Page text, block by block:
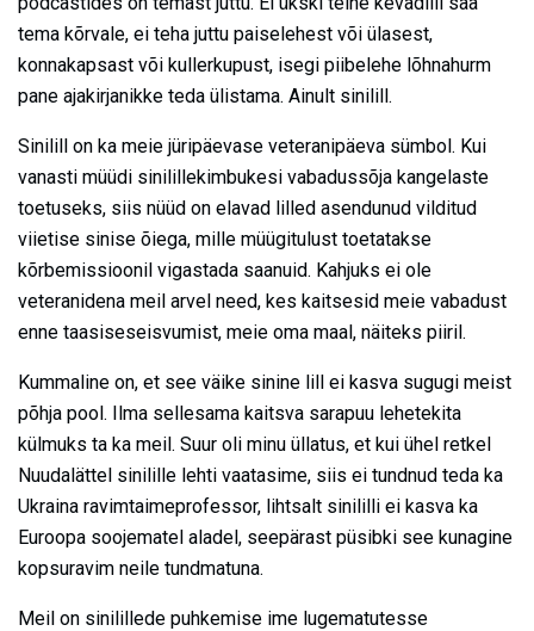
tema kõrvale, ei teha juttu paiselehest või ülasest,
konnakapsast või kullerkupust, isegi piibelehe lõhnahurm
pane ajakirjanikke teda ülistama. Ainult sinilill.
Sinilill on ka meie jüripäevase veteranipäeva sümbol. Kui
vanasti müüdi sinilillekimbukesi vabadussõja kangelaste
toetuseks, siis nüüd on elavad lilled asendunud vilditud
viietise sinise õiega, mille müügitulust toetatakse
kõrbemissioonil vigastada saanuid. Kahjuks ei ole
veteranidena meil arvel need, kes kaitsesid meie vabadust
enne taasiseseisvumist, meie oma maal, näiteks piiril.
Kummaline on, et see väike sinine lill ei kasva sugugi meist
põhja pool. Ilma sellesama kaitsva sarapuu lehetekita
külmuks ta ka meil. Suur oli minu üllatus, et kui ühel retkel
Nuudalättel sinilille lehti vaatasime, siis ei tundnud teda ka
Ukraina ravimtaimeprofessor, lihtsalt sinililli ei kasva ka
Euroopa soojematel aladel, seepärast püsibki see kunagine
kopsuravim neile tundmatuna.
Meil on sinilillede puhkemise ime lugematutesse